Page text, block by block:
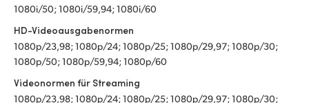
1080i/50; 1080i/59,94; 1080i/60
HD-Videoausgabenormen
1080p/23,98; 1080p/24; 1080p/25; 1080p/29,97; 1080p/30;
1080p/50; 1080p/59,94; 1080p/60
Videonormen für Streaming
1080p/23,98; 1080p/24; 1080p/25; 1080p/29,97; 1080p/30;